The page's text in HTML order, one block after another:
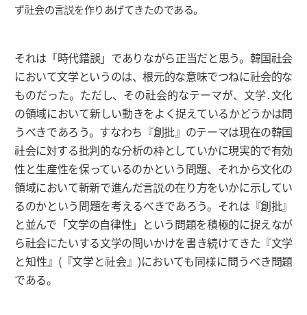
ず社会の言説を作りあげてきたのである。
それは「時代錯誤」でありながら正当だと思う。韓国社会
において文学というのは、根元的な意味でつねに社会的な
ものだった。ただし、その社会的なテーマが、文学․文化
の領域において新しい動きをよく捉えているかどうかは問
うべきであろう。すなわち『創批』のテーマは現在の韓国
社会に対する批判的な分析の枠としていかに現実的で有効
性と生産性を保っているのかという問題、それから文化の
領域において斬新で進んだ言説の在り方をいかに示してい
るのかという問題を考えるべきであろう。それは『創批』
と並んで「文学の自律性」という問題を積極的に捉えなが
ら社会にたいする文学の問いかけを書き続けてきた『文学
と知性』(『文学と社会』)においても同様に問うべき問題
である。